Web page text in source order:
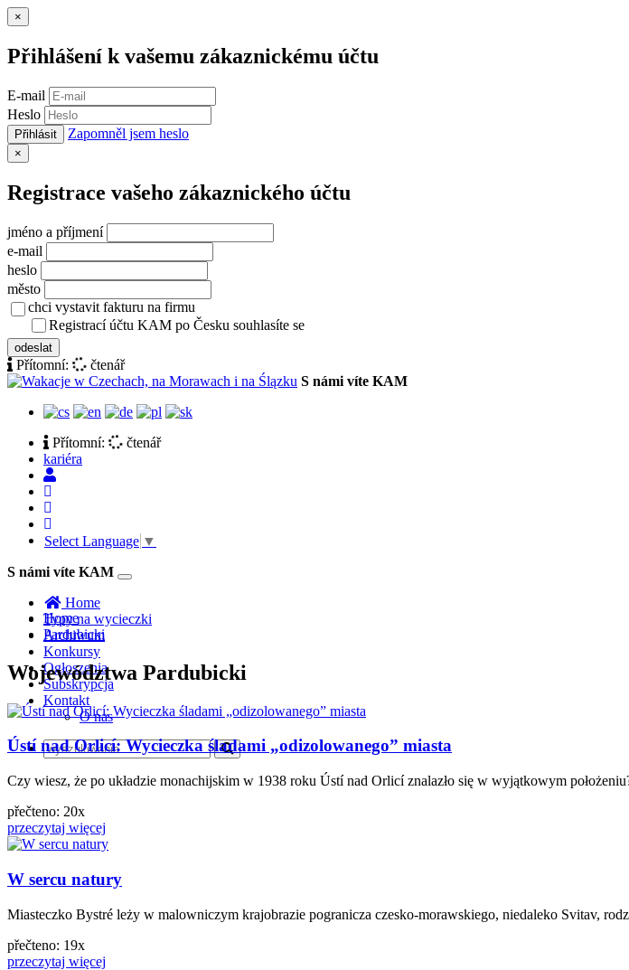
×
Přihlášení k vašemu zákaznickému účtu
E-mail
Heslo
Přihlásit Zapomněl jsem heslo
×
Registrace vašeho zákaznického účtu
jméno a příjmení
e-mail
heslo
město
chci vystavit fakturu na firmu
Registrací účtu KAM po Česku souhlasíte se
odeslat
Přítomní:
čtenář
S námi víte KAM
Přítomní:
čtenář
kariéra
Select Language ▼
S námi víte KAM
Toggle
Home
Typy na wycieczki
Archiwum
Konkursy
Ogłoszenia
Subskrypcja
Kontakt
O nas
Home
Pardubicki
Województwa Pardubicki
Ústí nad Orlicí: Wycieczka śladami „odizolowanego” miasta
Czy wiesz, że po układzie monachijskim w 1938 roku Ústí nad Orlicí znalazło się w wyjątkowym
přečteno: 20x
przeczytaj więcej
W sercu natury
Miasteczko Bystré leży w malowniczym krajobrazie pogranicza czesko-morawskiego, niedaleko Svitav,
přečteno: 19x
przeczytaj więcej